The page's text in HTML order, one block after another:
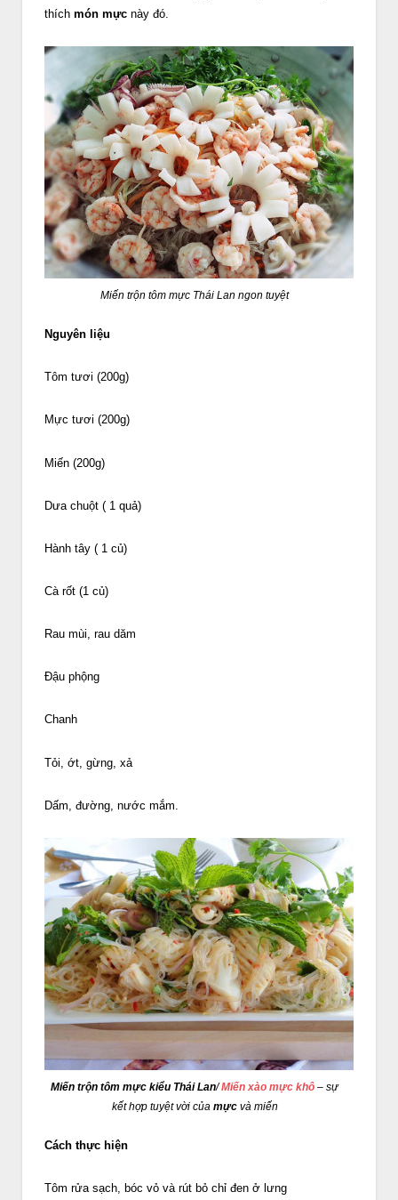
thích món mực này đó.
Miến trộn tôm mực Thái Lan ngon tuyệt
Nguyên liệu
Tôm tươi (200g)
Mực tươi (200g)
Miến (200g)
Dưa chuột ( 1 quả)
Hành tây ( 1 củ)
Cà rốt (1 củ)
Rau mùi, rau dăm
Đậu phộng
Chanh
Tỏi, ớt, gừng, xả
Dấm, đường, nước mắm.
Miến trộn tôm mực kiểu Thái Lan/Miến xào mực khô – sự
kết hợp tuyệt vời của mựcvà miến
Cách thực hiện
Tôm rửa sạch, bóc vỏ và rút bỏ chỉ đen ở lưng